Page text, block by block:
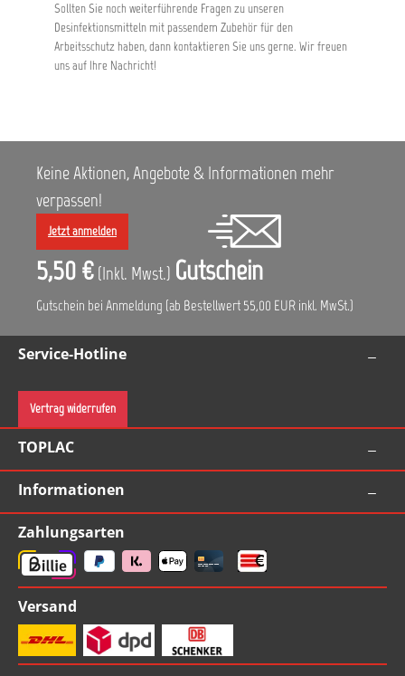
Sollten Sie noch weiterführende Fragen zu unseren
Desinfektionsmitteln mit passendem Zubehör für den
Arbeitsschutz haben, dann kontaktieren Sie uns gerne. Wir freuen
uns auf Ihre Nachricht!
Keine Aktionen, Angebote & Informationen mehr
verpassen!
Jetzt anmelden
5,50 € (Inkl. Mwst.) Gutschein
Gutschein bei Anmeldung (ab Bestellwert 55,00 EUR inkl. MwSt.)
Service-Hotline
Vertrag widerrufen
TOPLAC
Informationen
Zahlungsarten
Versand